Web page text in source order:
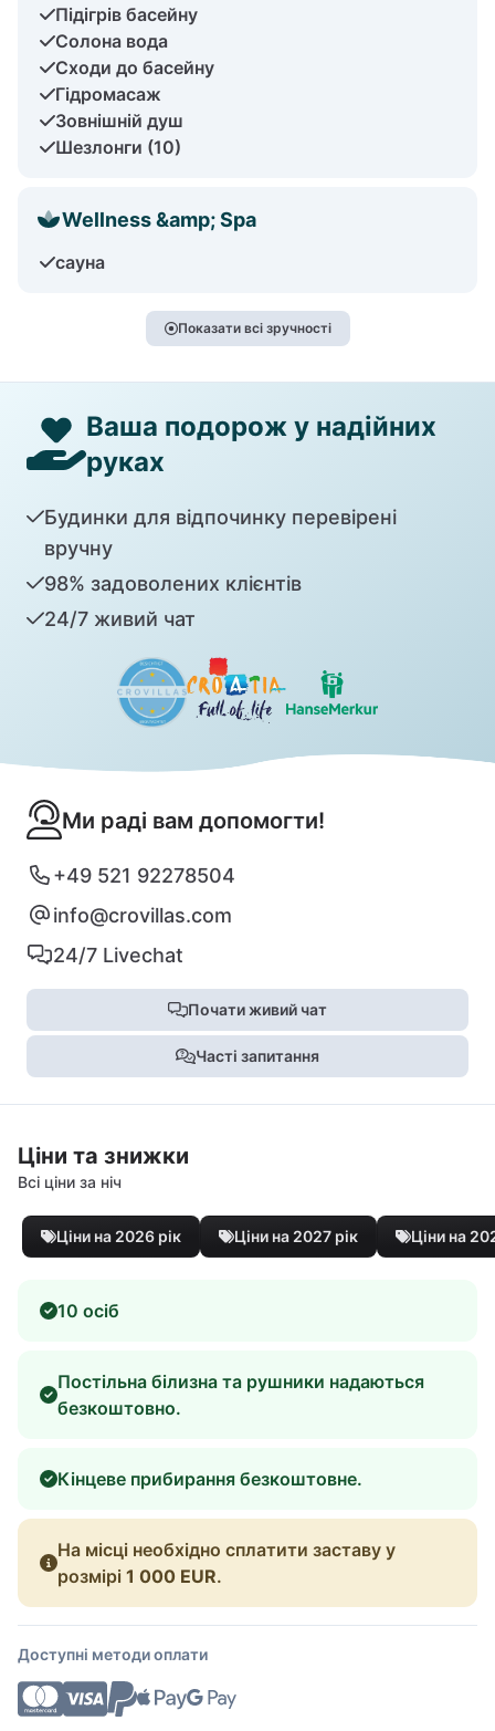
Підігрів басейну
Солона вода
Сходи до басейну
Гідромасаж
Зовнішній душ
Шезлонги (10)
Wellness &amp; Spa
сауна
Показати всі зручності
Ваша подорож у надійних
руках
Будинки для відпочинку перевірені
вручну
98% задоволених клієнтів
24/7 живий чат
Ми раді вам допомогти!
+49 521 92278504
info@crovillas.com
24/7 Livechat
Почати живий чат
Часті запитання
Ціни та знижки
Всі ціни за ніч
Ціни на 2026 рік Ціни на 2027 рік Ціни на
10 осіб
Постільна білизна та рушники надаються
безкоштовно.
Кінцеве прибирання безкоштовне.
На місці необхідно сплатити заставу у
розмірі 1 000 EUR.
Доступні методи оплати